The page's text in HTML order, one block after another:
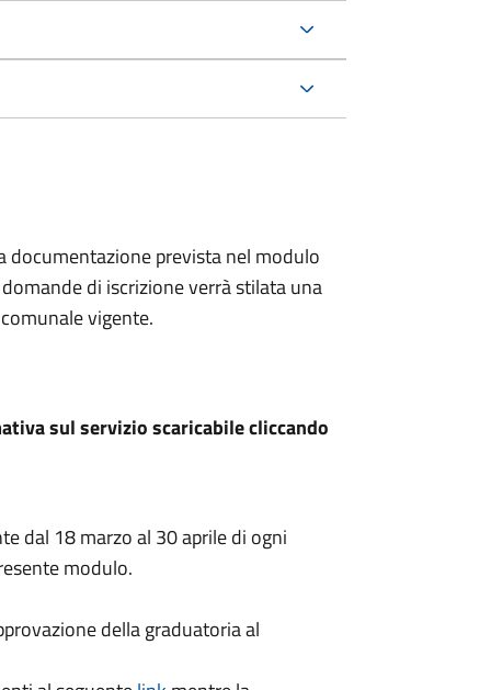
documentazione prevista nel modulo
di iscrizione verrà stilata una
vigente.
sul servizio scaricabile cliccando
dal 18 marzo al 30 aprile di ogni
modulo.
della graduatoria al